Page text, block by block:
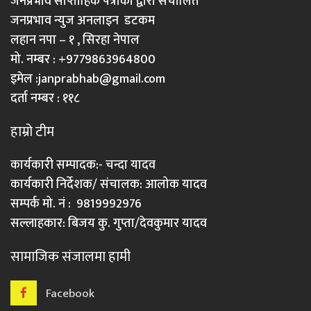
जनप्रभाव न्युज अनलाइन डटकम
लहान नपा – १ , सिरहा नेपाल
मो. नम्बर : +9779863964800
इमेल :janprabhab@gmail.com
दर्ता नम्बर : ११८
हाम्रो टीम
कार्यकारी सम्पादक:- चन्दा यादव
कार्यकारी निर्देशक/ संचालक: आलोक यादव
सम्पर्क मो. नं : 9819992976
सल्लाहकार: बिजय कु. गुप्ता/देवकुमार यादव
सामाजिक संजालमा हामी
Facebook